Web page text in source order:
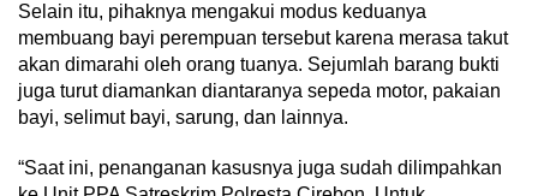
Selain itu, pihaknya mengakui modus keduanya
membuang bayi perempuan tersebut karena merasa takut
akan dimarahi oleh orang tuanya. Sejumlah barang bukti
juga turut diamankan diantaranya sepeda motor, pakaian
bayi, selimut bayi, sarung, dan lainnya.
“Saat ini, penanganan kasusnya juga sudah dilimpahkan